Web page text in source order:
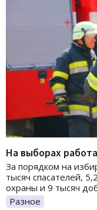
На выборах
За порядком на
тысяч спасателей,
охраны и 9 тысяч
Разное